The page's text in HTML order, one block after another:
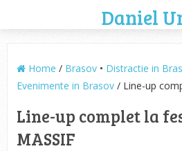
Daniel
Home / Brasov• Distractie in
Evenimente in Brasov/ Line-up
Line-up complet la
MASSIF